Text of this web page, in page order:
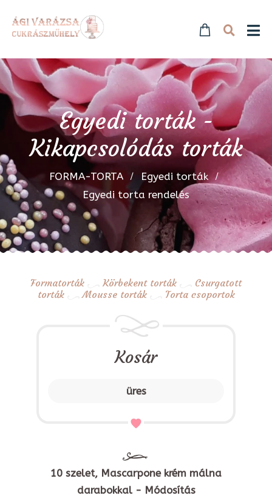
Egyedi torták -
Kikapcsolódás torták
FORMA-TORTA
Egyedi torták
Egyedi torta rendelés
Formatorták Körbekent torták
Csurgatott
torták
Mousse torták Torta csoportok
Kosár
üres
10 szelet, Mascarpone krém málna
darabokkal - Módosítás